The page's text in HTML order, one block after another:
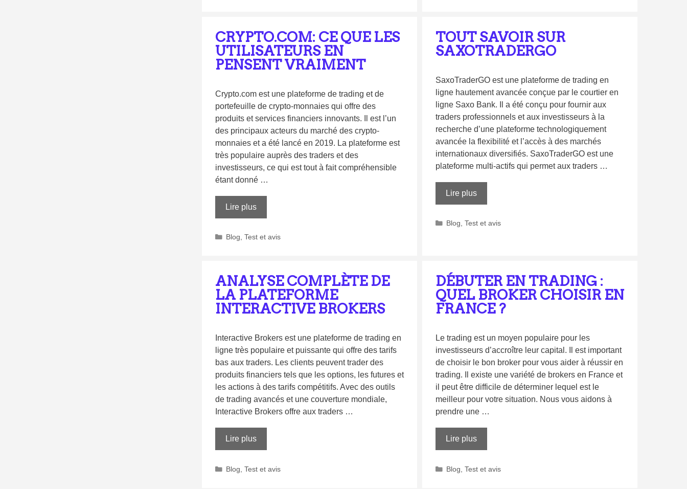
CRYPTO.COM: CE QUE LES
UTILISATEURS EN
PENSENT VRAIMENT
Crypto.com est une plateforme de trading et de
portefeuille de crypto-monnaies qui offre des
produits et services financiers innovants. Il est l’un
des principaux acteurs du marché des crypto-
monnaies et a été lancé en 2019. La plateforme est
très populaire auprès des traders et des
investisseurs, ce qui est tout à fait compréhensible
étant donné …
Lire plus
Blog, Test et avis
TOUT SAVOIR SUR
SAXOTRADERGO
SaxoTraderGO est une plateforme de trading en
ligne hautement avancée conçue par le courtier en
ligne Saxo Bank. Il a été conçu pour fournir aux
traders professionnels et aux investisseurs à la
recherche d’une plateforme technologiquement
avancée la flexibilité et l’accès à des marchés
internationaux diversifiés. SaxoTraderGO est une
plateforme multi-actifs qui permet aux traders …
Lire plus
Blog, Test et avis
ANALYSE COMPLÈTE DE
LA PLATEFORME
INTERACTIVE BROKERS
Interactive Brokers est une plateforme de trading en
ligne très populaire et puissante qui offre des tarifs
bas aux traders. Les clients peuvent trader des
produits financiers tels que les options, les futures et
les actions à des tarifs compétitifs. Avec des outils
de trading avancés et une couverture mondiale,
Interactive Brokers offre aux traders …
Lire plus
Blog Test et avis
DÉBUTER EN TRADING :
QUEL BROKER CHOISIR EN
FRANCE ?
Le trading est un moyen populaire pour les
investisseurs d’accroître leur capital. Il est important
de choisir le bon broker pour vous aider à réussir en
trading. Il existe une variété de brokers en France et
il peut être difficile de déterminer lequel est le
meilleur pour votre situation. Nous vous aidons à
prendre une …
Lire plus
Blog Test et avis